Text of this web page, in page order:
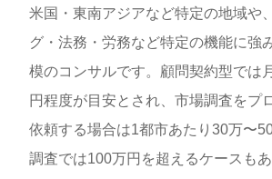
米国・東南アジアなど特定の地域や
グ・法務・労務など特定の機能に強
模のコンサルです。顧問契約型では
円程度が目安とされ、市場調査をプ
依頼する場合は1都市あたり30万〜
調査では100万円を超えるケースも